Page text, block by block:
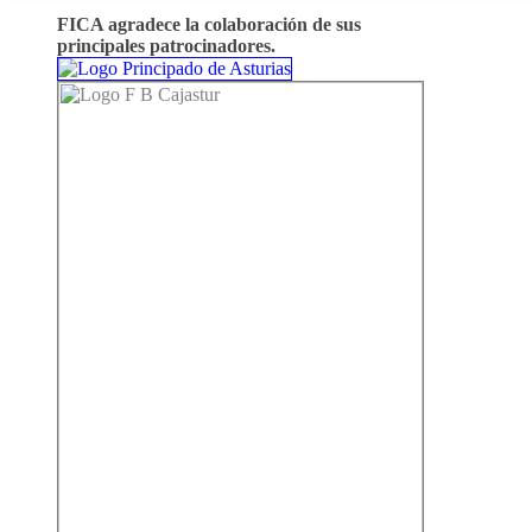
FICA agradece la colaboración de sus
principales patrocinadores.